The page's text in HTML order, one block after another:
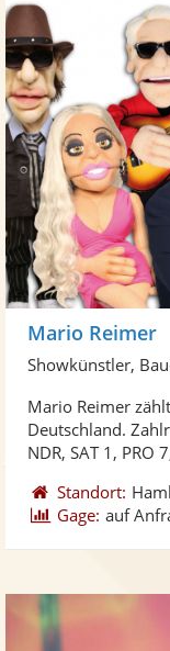
Mario Reimer
Showkünstler,
Mario Reimer
Deutschland.
NDR, SAT 1, PRO
Standort:
Gage: auf